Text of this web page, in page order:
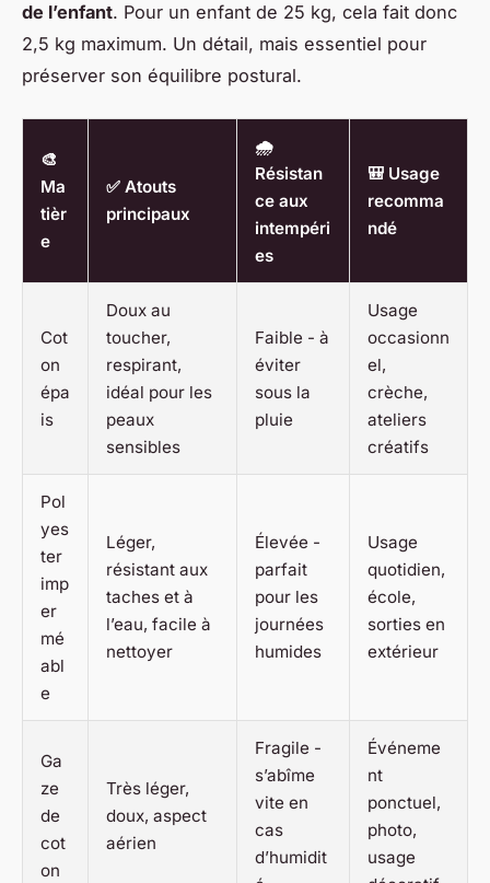
de l’enfant. Pour un enfant de 25 kg, cela fait donc
2,5 kg maximum. Un détail, mais essentiel pour
préserver son équilibre postural.
🎨
Ma
tièr
e
✅ Atouts
principaux
🌧️
Résistan
ce aux
intempéri
es
🎒 Usage
recomma
ndé
Cot
on
épa
is
Doux au
toucher,
respirant,
idéal pour les
peaux
sensibles
Faible - à
éviter
sous la
pluie
Usage
occasionn
el,
crèche,
ateliers
créatifs
Pol
yes
ter
imp
er
mé
abl
e
Léger,
résistant aux
taches et à
l’eau, facile à
nettoyer
Élevée -
parfait
pour les
journées
humides
Usage
quotidien,
école,
sorties en
extérieur
Ga
ze
de
cot
on
Très léger,
doux, aspect
aérien
Fragile -
s’abîme
vite en
cas
d’humidit
Événeme
nt
ponctuel,
photo,
usage